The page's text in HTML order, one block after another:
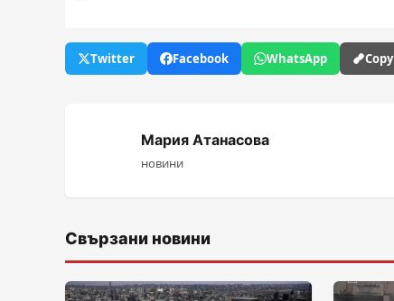
Twitter Facebook WhatsApp Copy
Мария Атанасова
новини
Свързани новини